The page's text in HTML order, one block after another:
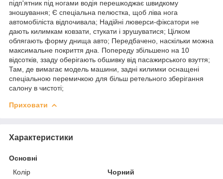
підп'ятник під ногами водія перешкоджає швидкому
зношування; Є спеціальна пелюстка, щоб ліва нога
автомобіліста відпочивала; Надійні люверси-фіксатори не
дають килимкам ковзати, стукати і зрушуватися; Цілком
облягають форму днища авто; Передбачено, наскільки можна
максимальне покриття дна. Попереду збільшено на 10
відсотків, ззаду оберігають обшивку від пасажирського взуття;
Там, де вимагає модель машини, задні килимки оснащені
спеціальною перемичкою для більш ретельного зберігання
салону в чистоті;
Приховати
Характеристики
Основні
Колір
Чорний